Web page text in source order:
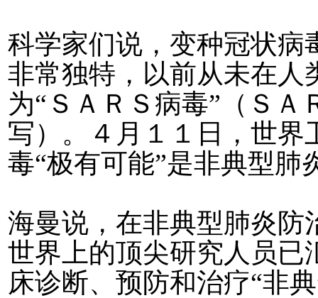
科学家们说，变种冠状病
非常独特，以前从未在人
为“ＳＡＲＳ病毒”（ＳＡ
写）。４月１１日，世界
毒“极有可能”是非典型肺
海曼说，在非典型肺炎防
世界上的顶尖研究人员已
床诊断、预防和治疗“非